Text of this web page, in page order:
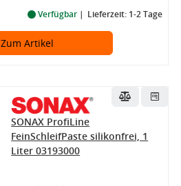
Verfügbar Lieferzeit: 1-2 Tage
Zum Artikel
SONAX ProfiLine
FeinSchleifPaste silikonfrei, 1
Liter 03193000